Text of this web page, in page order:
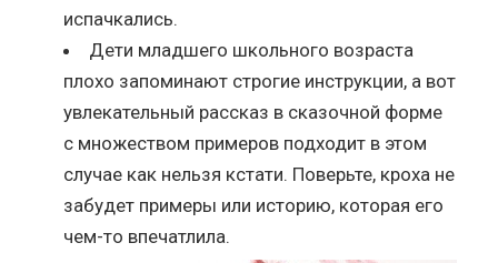
испачкались.
Дети младшего школьного возраста
плохо запоминают строгие инструкции, а вот
увлекательный рассказ в сказочной форме
с множеством примеров подходит в этом
случае как нельзя кстати. Поверьте, кроха не
забудет примеры или историю, которая его
чем-то впечатлила.